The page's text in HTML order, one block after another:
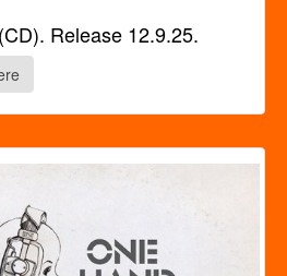
Release 12.9.25.